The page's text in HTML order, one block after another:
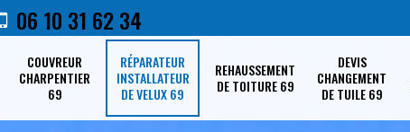
06 10 31 62 34
COUVREUR
CHARPENTIER
69
RÉPARATEUR
INSTALLATEUR
DE VELUX 69
REHAUSSEMENT
DE TOITURE 69
DEVIS
CHANGEMENT
DE TUILE 69